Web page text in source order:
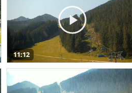
11:12